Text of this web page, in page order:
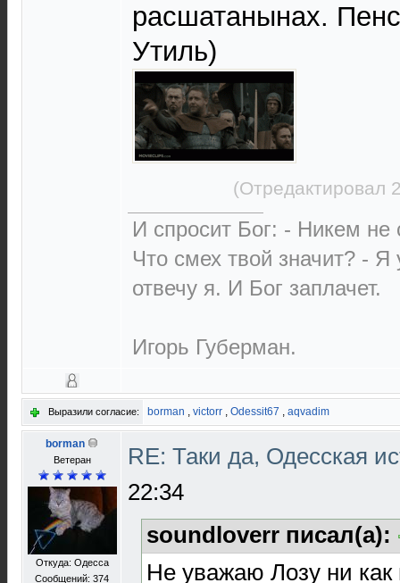
расшатанынах.
Утиль)
(Отредактировал
И спросит Бог: - Никем
Что смех твой значит? -
отвечу я. И Бог заплачет.
Игорь Губерман.
Выразили согласие: borman , victorr , Odessit67 , aqvadim
borman
Ветеран
Откуда: Одесса
Сообщений: 374
RE: Таки да, Одесская
22:34
soundloverr писал(а):
Не уважаю Лозу ни как